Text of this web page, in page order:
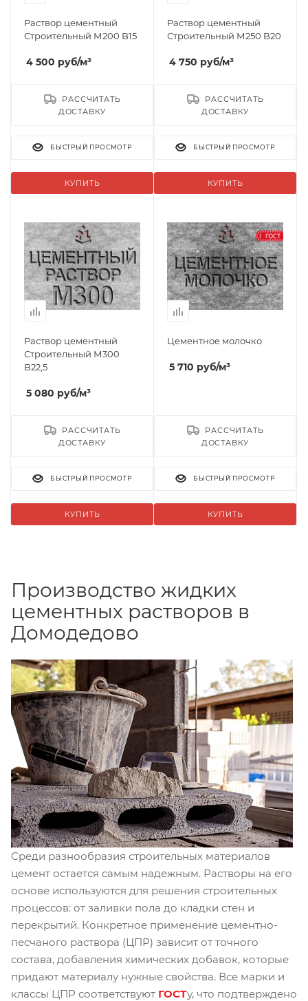
Раствор цементный
Строительный М200 B15
4 500 руб/м³
КУПИТЬ
РАССЧИТАТЬ
ДОСТАВКУ
БЫСТРЫЙ ПРОСМОТР
Раствор цементный
Строительный М250 B20
4 750 руб/м³
КУПИТЬ
РАССЧИТАТЬ
ДОСТАВКУ
БЫСТРЫЙ ПРОСМОТР
Раствор цементный
Строительный М300
B22,5
5 080 руб/м³
КУПИТЬ
РАССЧИТАТЬ
ДОСТАВКУ
БЫСТРЫЙ ПРОСМОТР
Цементное молочко
5 710 руб/м³
КУПИТЬ
РАССЧИТАТЬ
ДОСТАВКУ
БЫСТРЫЙ ПРОСМОТР
Производство жидких
цементных растворов в
Домодедово
Среди разнообразия строительных материалов
цемент остается самым надежным. Растворы на его
основе используются для решения строительных
процессов: от заливки пола до кладки стен и
перекрытий. Конкретное применение цементно-
песчаного раствора (ЦПР) зависит от точного
состава, добавления химических добавок, которые
придают материалу нужные свойства. Все марки и
классы ЦПР соответствуют ГОСТу, что подтверждено